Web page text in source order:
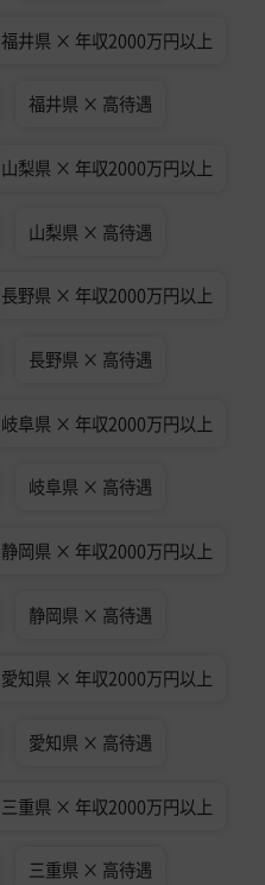
福井県 × 年収2000万円以上
福井県 × 高待遇
山梨県 × 年収2000万円以上
山梨県 × 高待遇
長野県 × 年収2000万円以上
長野県 × 高待遇
岐阜県 × 年収2000万円以上
岐阜県 × 高待遇
静岡県 × 年収2000万円以上
静岡県 × 高待遇
愛知県 × 年収2000万円以上
愛知県 × 高待遇
三重県 × 年収2000万円以上
三重県 × 高待遇